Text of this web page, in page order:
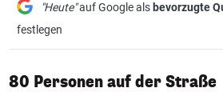
"Heute"auf Google als bevorzugte
festlegen
80 Personen auf der Straße